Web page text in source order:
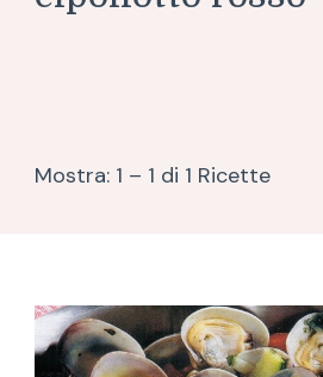
Mostra: 1 – 1 di 1 Ricette